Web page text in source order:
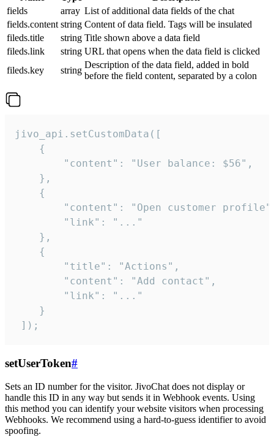
fields
array List of additional data fields of the chat
fields.content string Content of data field. Tags will be insulated
fileds.title
string Title shown above a data field
fileds.link
string URL that opens when the data field is clicked
fileds.key
string
Description of the data field, added in bold
before the field content, separated by a colon
jivo_api.setCustomData([
    {
        "content": "User balance: $56",
    },
    {
"content": "Open customer
        "link": "..."
    },
    {
        "title": "Actions",
        "content": "Add contact",
        "link": "..."
    }
]);
setUserToken#
Sets an ID number for the visitor. JivoChat does not display or
handle this ID in any way but sends it in Webhook events. Using
this method you can identify your website visitors when processing
Webhooks. We recommend using a hard-to-guess identifier to avoid
spoofing.